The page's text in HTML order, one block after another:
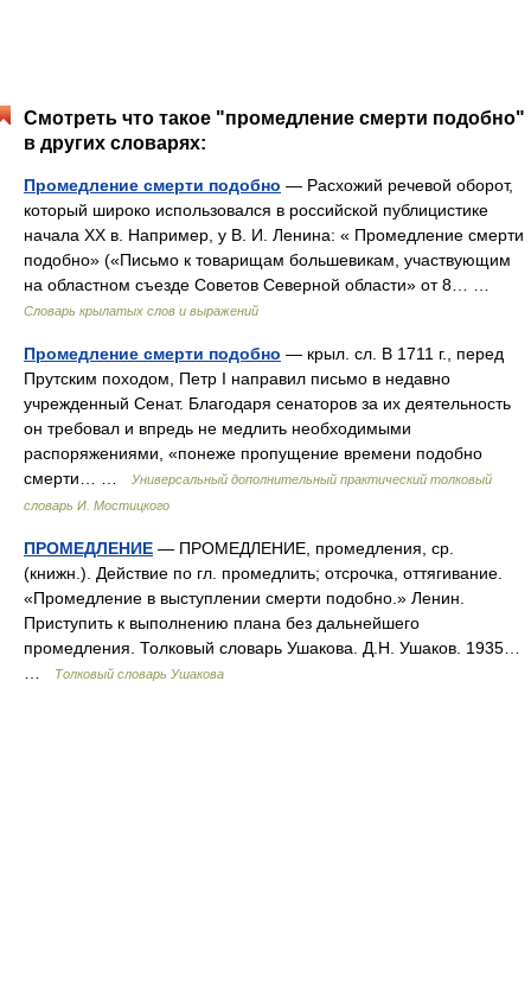
Смотреть что такое "промедление смерти подобно"
в других словарях:
Промедление смерти подобно — Расхожий речевой оборот,
который широко использовался в российской публицистике
начала XX в. Например, у В. И. Ленина: « Промедление смерти
подобно» («Письмо к товарищам большевикам, участвующим
на областном съезде Советов Северной области» от 8… …
Словарь крылатых слов и выражений
Промедление смерти подобно — крыл. сл. В 1711 г., перед
Прутским походом, Петр I направил письмо в недавно
учрежденный Сенат. Благодаря сенаторов за их деятельность
он требовал и впредь не медлить необходимыми
распоряжениями, «понеже пропущение времени подобно
смерти… …
Универсальный дополнительный практический толковый
словарь И. Мостицкого
ПРОМЕДЛЕНИЕ — ПРОМЕДЛЕНИЕ, промедления, ср.
(книжн.). Действие по гл. промедлить; отсрочка, оттягивание.
«Промедление в выступлении смерти подобно.» Ленин.
Приступить к выполнению плана без дальнейшего
промедления. Толковый словарь Ушакова. Д.Н. Ушаков. 1935…
Толковый словарь Ушакова